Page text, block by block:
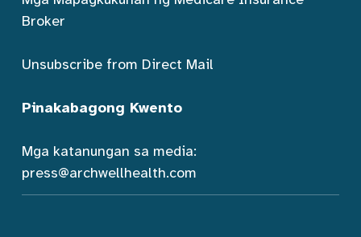
Broker
Unsubscribe from Direct Mail
Pinakabagong Kwento
Mga katanungan sa media:
press@archwellhealth.com